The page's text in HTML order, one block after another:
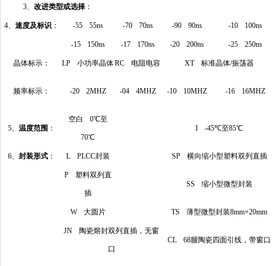
3、 改进类型或选择：
4、 速度及标识： -55 55ns -70 70ns -90 90ns -10 100ns
-15 150ns -17 170ns -20 200ns -25 250ns
晶体标示： LP 小功率晶体RC 电阻电容 XT 标准晶体/振荡器
频率标示： -20 2MHZ -04 4MHZ -10 10MHZ -16 16MHZ
5、 温度范围 ：
空白 0℃至
70℃
I -45℃至85℃
6、 封装形式： L PLCC封装 SP 横向缩小型塑料双列直插
P 塑料双列直
插
SS 缩小型微型封装
W 大圆片 TS 薄型微型封装8mm×20mm
JN 陶瓷熔封双列直插，无窗
口
CL 68腿陶瓷四面引线，带窗口